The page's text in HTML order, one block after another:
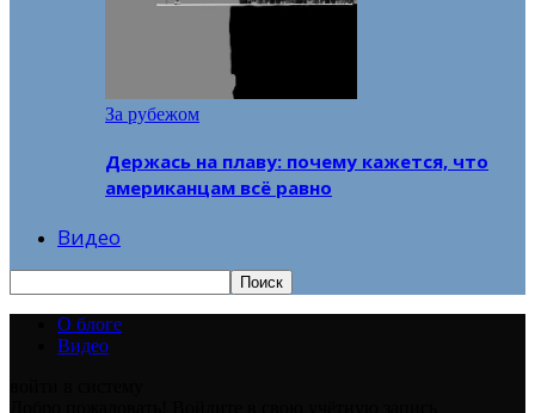
За рубежом
Держась на плаву: почему кажется, что
американцам всё равно
Видео
О блоге
Видео